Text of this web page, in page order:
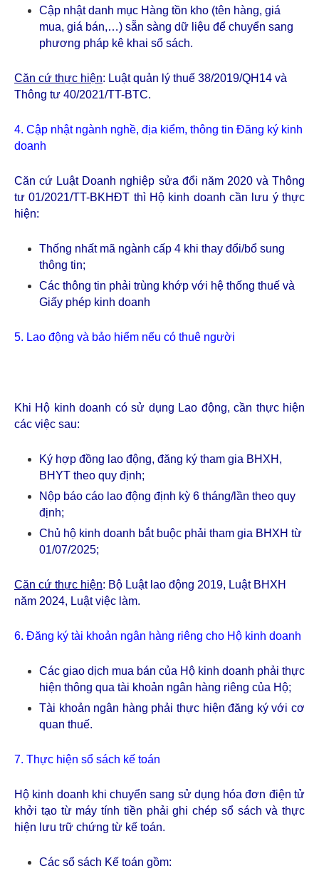
Cập nhật danh mục Hàng tồn kho (tên hàng, giá
mua, giá bán,…) sẵn sàng dữ liệu để chuyển sang
phương pháp kê khai sổ sách.
Căn cứ thực hiện: Luật quản lý thuế 38/2019/QH14 và
Thông tư 40/2021/TT-BTC.
4. Cập nhật ngành nghề, địa kiểm, thông tin Đăng ký kinh
doanh
Căn cứ Luật Doanh nghiệp sửa đổi năm 2020 và Thông
tư 01/2021/TT-BKHĐT thì Hộ kinh doanh cần lưu ý thực
hiện:
Thống nhất mã ngành cấp 4 khi thay đổi/bổ sung
thông tin;
Các thông tin phải trùng khớp với hệ thống thuế và
Giấy phép kinh doanh
5. Lao động và bảo hiểm nếu có thuê người
Khi Hộ kinh doanh có sử dụng Lao động, cần thực hiện
các việc sau:
Ký hợp đồng lao động, đăng ký tham gia BHXH,
BHYT theo quy định;
Nộp báo cáo lao động định kỳ 6 tháng/lần theo quy
định;
Chủ hộ kinh doanh bắt buộc phải tham gia BHXH từ
01/07/2025;
Căn cứ thực hiện: Bộ Luật lao động 2019, Luật BHXH
năm 2024, Luật việc làm.
6. Đăng ký tài khoản ngân hàng riêng cho Hộ kinh doanh
Các giao dịch mua bán của Hộ kinh doanh phải thực
hiện thông qua tài khoản ngân hàng riêng của Hộ;
Tài khoản ngân hàng phải thực hiện đăng ký với cơ
quan thuế.
7. Thực hiện sổ sách kế toán
Hộ kinh doanh khi chuyển sang sử dụng hóa đơn điện tử
khởi tạo từ máy tính tiền phải ghi chép sổ sách và thực
hiện lưu trữ chứng từ kế toán.
Các sổ sách Kế toán gồm: